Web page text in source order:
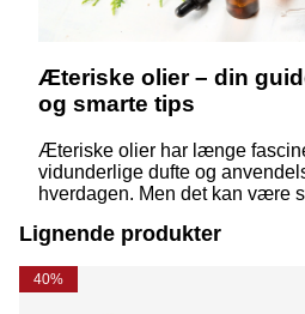
Æteriske olier – din
og smarte tips
Æteriske olier har længe
vidunderlige dufte og
hverdagen. Men det kan være
er på de forskellige typer. Her
inspirerende måde.
Lignende produkter
40%